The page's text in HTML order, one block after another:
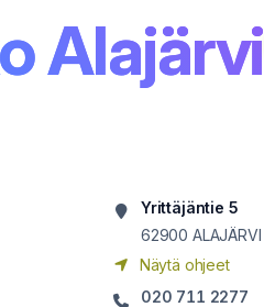
Alajärvi
Yrittäjäntie 5
62900 ALAJÄRVI
Näytä ohjeet
020 711 2277